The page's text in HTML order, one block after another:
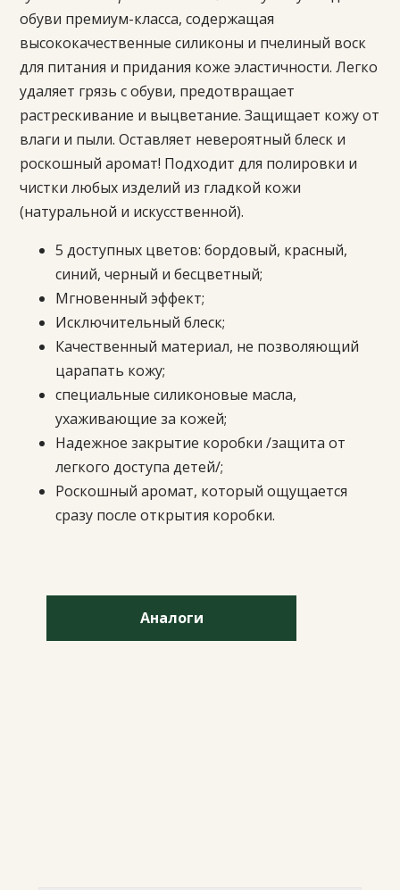
обуви премиум-класса, содержащая
высококачественные силиконы и пчелиный воск
для питания и придания коже эластичности. Легко
удаляет грязь с обуви, предотвращает
растрескивание и выцветание. Защищает кожу от
влаги и пыли. Оставляет невероятный блеск и
роскошный аромат! Подходит для полировки и
чистки любых изделий из гладкой кожи
(натуральной и искусственной).
5 доступных цветов: бордовый, красный,
синий, черный и бесцветный;
Мгновенный эффект;
Исключительный блеск;
Качественный материал, не позволяющий
царапать кожу;
специальные силиконовые масла,
ухаживающие за кожей;
Надежное закрытие коробки /защита от
легкого доступа детей/;
Роскошный аромат, который ощущается
сразу после открытия коробки.
Аналоги